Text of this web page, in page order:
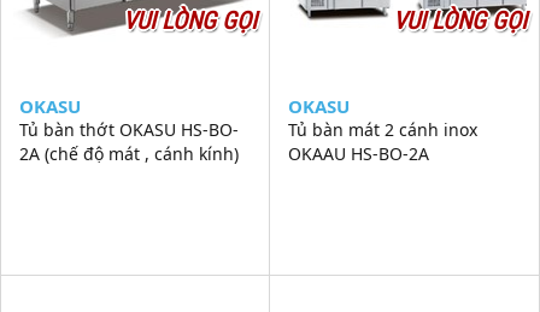
VUI LÒNG GỌI
OKASU
Tủ bàn thớt OKASU HS-BO-
2A (chế độ mát , cánh kính)
VUI LÒNG GỌI
OKASU
Tủ bàn mát 2 cánh inox
OKAAU HS-BO-2A